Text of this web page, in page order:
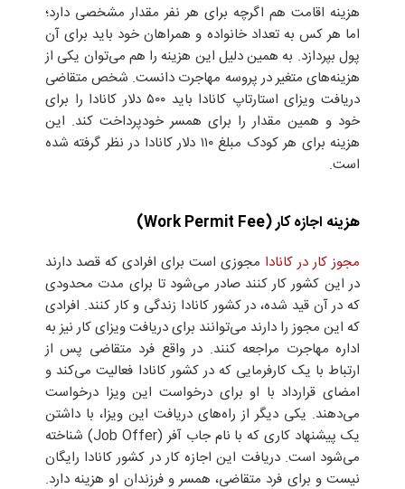
هزینه اقامت هم اگرچه برای هر نفر مقدار مشخصی دارد؛
اما هر کس به تعداد خانواده و همراهان خود باید برای آن
پول بپردازد. به همین دلیل این هزینه را هم می‌توان یکی از
هزینه‌های متغیر در پروسه مهاجرت دانست. شخص متقاضی
دریافت ویزای استارتاپ کانادا باید ۵۰۰ دلار کانادا را برای
خود و همین مقدار را برای همسر خودپرداخت کند. این
هزینه برای هر کودک مبلغ ۱۱۰ دلار کانادا در نظر گرفته شده
است.
هزینه اجازه کار (Work Permit Fee)
مجوز کار در کانادا مجوزی است برای افرادی که قصد دارند
در این کشور کار کنند صادر می‌شود تا برای مدت محدودی
که در آن قید شده، در کشور کانادا زندگی و کار کنند. افرادی
که این مجوز را دارند می‌توانند برای دریافت ویزای کار نیز به
اداره مهاجرت مراجعه کنند. در واقع فرد متقاضی پس از
ارتباط با یک کارفرمایی که در کشور کانادا فعالیت می‌کند و
امضای قرارداد با او برای درخواست این ویزا درخواست
می‌دهند. یکی دیگر از راه‌های دریافت این ویزا، با داشتن
یک پیشنهاد کاری که با نام جاب آفر (Job Offer) شناخته
می‌شود است. دریافت این اجازه کار در کشور کانادا رایگان
نیست و برای فرد متقاضی، همسر و فرزندان او هزینه‌ دارد.